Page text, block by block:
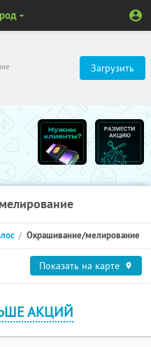
Загрузить
Окрашивание/мелирование
Показать на карте
АКЦИЙ